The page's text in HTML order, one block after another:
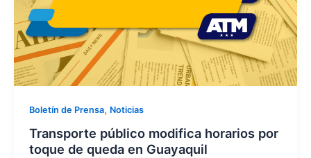
Boletín de Prensa, Noticias
Transporte público modifica horarios por
toque de queda en Guayaquil